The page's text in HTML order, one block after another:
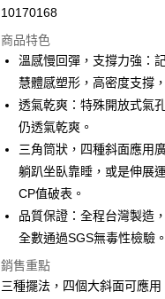
3 期 0 利率 每期 NT$560
合作金庫商業銀行
華南商業銀行
國泰世華商業銀行
臺灣中小企業銀行
匯豐（台灣）商業銀行
聯邦商業銀行
元大商業銀行
台新國際商業銀行
台灣樂天信用卡公司
6 期 0 利率 每期NT$280
合作金庫商業銀行
華南商業銀行
上海商業儲蓄銀行
臺灣中小企業銀行
匯豐（台灣）商業銀行
聯邦商業銀行
元大商業銀行
台新國際商業銀行
台灣樂天信用卡公司
LINE Pay
Apple Pay
街口支付
悠遊付
Google Pay
全盈+PAY
10170168
商品特色
溫感慢回彈，支撐力強：
慧體感塑形，高密度支撐
透氣乾爽：特殊開放式氣
仍透氣乾爽。
三角筒狀，四種斜面應用
躺趴坐臥靠睡，或是伸展
CP值破表。
品質保證：全程台灣製造
全數通過SGS無毒性檢驗。
銷售重點
三種擺法，四個大斜面可應用